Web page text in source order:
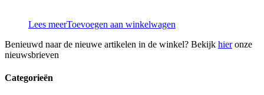
Lees meerToevoegen aan winkelwagen
Benieuwd naar de nieuwe artikelen in de winkel? Bekijk hieronze
nieuwsbrieven
Categorieën